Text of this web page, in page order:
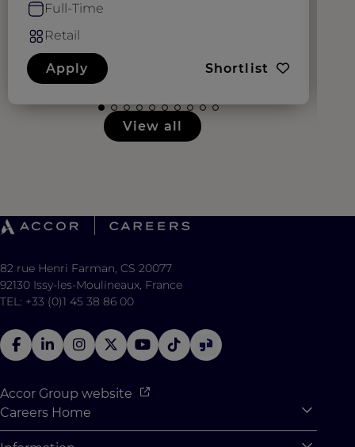
Full-Time
Retail
Apply Shortlist
View all
82 rue Henri Farman, CS 20077
92130 Issy-les-Moulineaux, France
TEL: +33 (0)1 45 38 86 00
Accor Group website
Careers Home